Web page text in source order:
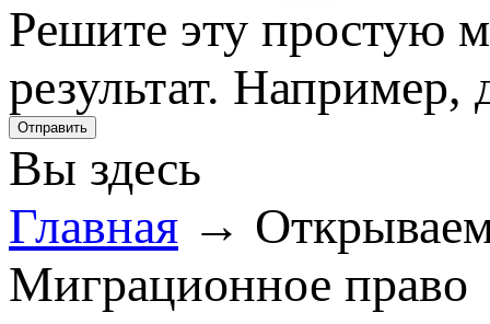
Решите эту простую
результат. Например,
Вы здесь
Главная → Открываем
Миграционное право